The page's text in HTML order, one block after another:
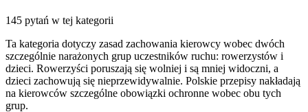
145 pytań w tej kategorii
Ta kategoria dotyczy zasad zachowania kierowcy wobec dwóch
szczególnie narażonych grup uczestników ruchu: rowerzystów i
dzieci. Rowerzyści poruszają się wolniej i są mniej widoczni, a
dzieci zachowują się nieprzewidywalnie. Polskie przepisy nakładają
na kierowców szczególne obowiązki ochronne wobec obu tych
grup.